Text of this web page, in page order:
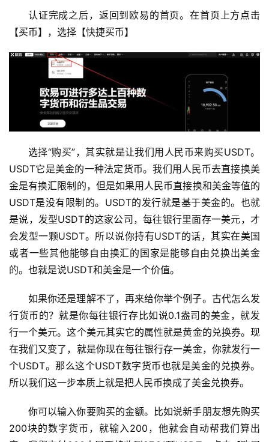
认证完成之后，返回到欧易的首页。在首页上方点击
【买币】，选择【快捷买币】
选择“购买”，其实就是让我们用人民币来购买USDT。
USDT它是美金的一种法定货币。我们用人民币去直接换美
金是有换汇限制的，但是如果用人民币直接换和美金等值的
USDT是没有限制的。USDT的发行就是基于美金的。也就
是说，发型USDT的这家公司，每往银行里面存一美元，才
会发型一颗USDT。所以说你持有USDT的话，其实在美国
或者一些其他能够自由换汇的国家是能够自由兑换出美金
的。也就是说USDT和美金是一个价值。
如果你还是理解不了，再来给你举个例子。古代怎么发
行货币的？就是你每往银行存比如说0.1盎司的美金，就发
行一个美元。这个美元其实它的属性就是黄金的兑换券。现
在我们又变了，就是你现在每往银行存一美金，你就发行一
个USDT。那么这个USDT数字货币也就是美金的兑换券。
所以我们这一步本质上就是把人民币换成了美金兑换券。
你可以输入你要购买的金额。比如说新手朋友想先购买
200块的数字货币，就输入200，他就会自动帮我们算出